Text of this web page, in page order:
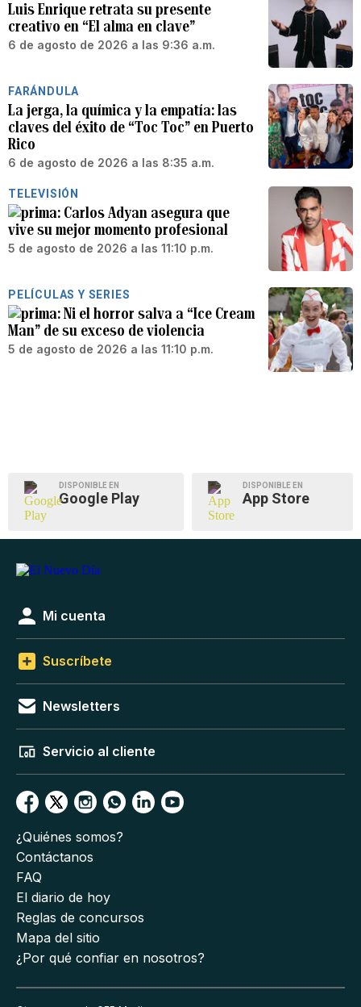
Luis Enrique retrata su presente
creativo en “El alma en clave”
6 de agosto de 2026 a las 9:36 a.m.
FARÁNDULA
La jerga, la química y la empatía: las
claves del éxito de “Toc Toc” en Puerto
Rico
6 de agosto de 2026 a las 8:35 a.m.
TELEVISIÓN
Carlos Adyan asegura que
vive su mejor momento profesional
5 de agosto de 2026 a las 11:10 p.m.
PELÍCULAS Y SERIES
Ni el horror salva a “Ice Cream
Man” de su exceso de violencia
5 de agosto de 2026 a las 11:10 p.m.
DISPONIBLE EN
Google Play
DISPONIBLE EN
App Store
Mi cuenta
Suscríbete
Newsletters
Servicio al cliente
¿Quiénes somos?
Contáctanos
FAQ
El diario de hoy
Reglas de concursos
Mapa del sitio
¿Por qué confiar en nosotros?